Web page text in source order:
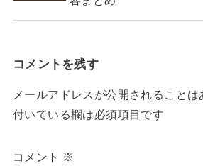
コメントを残す
メールアドレスが公開されることは
付いている欄は必須項目です
コメント ※